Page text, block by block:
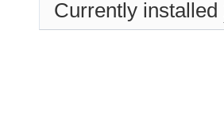
Currently installed